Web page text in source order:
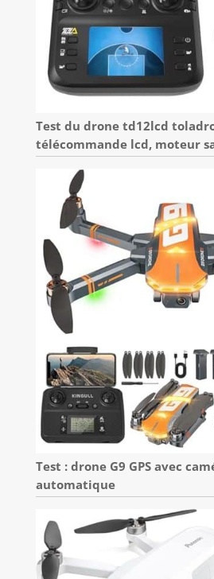
Test du drone td12lcd
télécommande lcd, moteur
Test : drone G9 GPS avec
automatique